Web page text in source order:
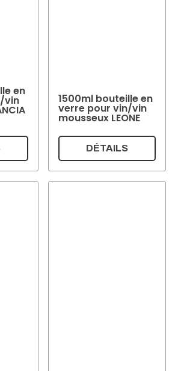
en
vin 1500ml bouteille en
verre pour vin/vin
mousseux LEONE
DÉTAILS